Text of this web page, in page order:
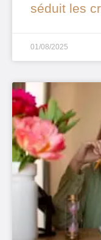
séduit les
01/08/2025